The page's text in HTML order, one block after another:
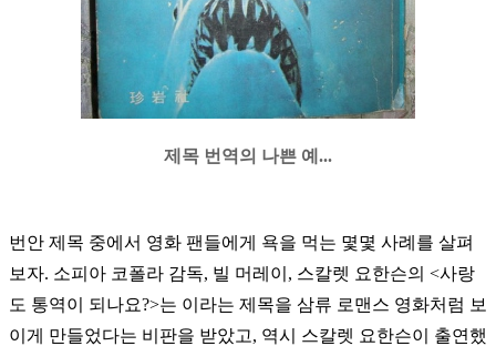
제목 번역의 나쁜 예...
번안 제목 중에서 영화 팬들에게 욕을 먹는 몇몇 사례를 살펴
보자. 소피아 코폴라 감독, 빌 머레이, 스칼렛 요한슨의 <사랑
도 통역이 되나요?>는 이라는 제목을 삼류 로맨스 영화처럼 보
이게 만들었다는 비판을 받았고, 역시 스칼렛 요한슨이 출연했